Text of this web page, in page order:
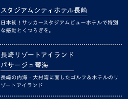
スタジアムシティホテル長崎
日本初！サッカースタジアムビューホテルで特別
な感動とくつろぎを。
長崎リゾートアイランド
パサージュ琴海
長崎の内海・大村湾に面したゴルフ＆ホテルのリ
ゾートアイランド